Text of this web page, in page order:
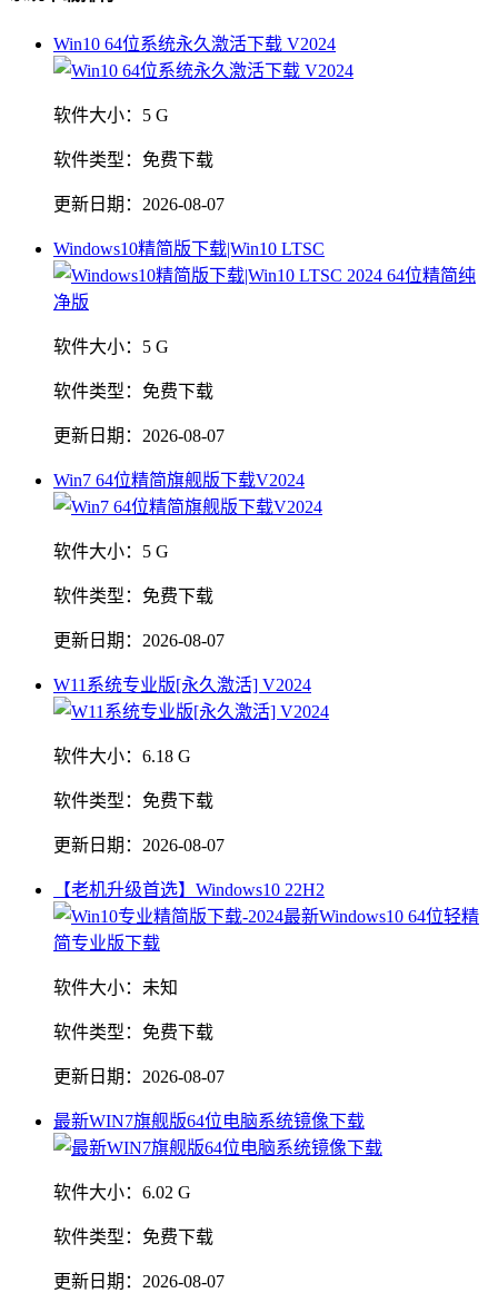
Win10 64位系统永久激活下载 V2024
软件大小： 5 G
软件类型： 免费下载
更新日期： 2026-08-07
Windows10精简版下载|Win10 LTSC
软件大小： 5 G
软件类型： 免费下载
更新日期： 2026-08-07
Win7 64位精简旗舰版下载V2024
软件大小： 5 G
软件类型： 免费下载
更新日期： 2026-08-07
W11系统专业版[永久激活] V2024
软件大小： 6.18 G
软件类型： 免费下载
更新日期： 2026-08-07
【老机升级首选】Windows10 22H2
软件大小： 未知
软件类型： 免费下载
更新日期： 2026-08-07
最新WIN7旗舰版64位电脑系统镜像下载
软件大小： 6.02 G
软件类型： 免费下载
更新日期： 2026-08-07